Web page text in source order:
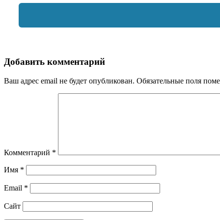
Добавить комментарий
Ваш адрес email не будет опубликован. Обязательные поля
Комментарий *
Имя *
Email *
Сайт